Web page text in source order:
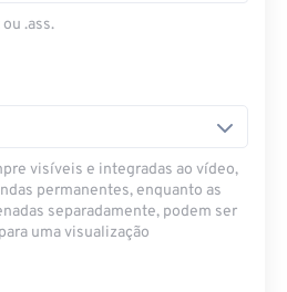
.ass.
visíveis e integradas ao vídeo,
permanentes, enquanto as
separadamente, podem ser
uma visualização